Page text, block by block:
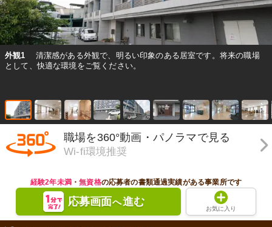
外観1
清潔感がある外観で、明るい印象のある居室です。将来の職場
として、快適な環境をご覧ください。
職場を360°動画・パノラマで見る
Wi-fi環境推奨
経験2年未満・無資格の応募者の書類通過実績がある事業所です
応募画面へ進む
お気に入り